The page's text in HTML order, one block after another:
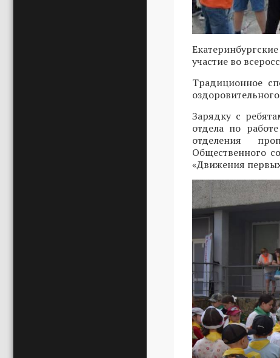
участие во
Традиционное
Зарядку с
отдела по
отделения
Общественного
«Движения